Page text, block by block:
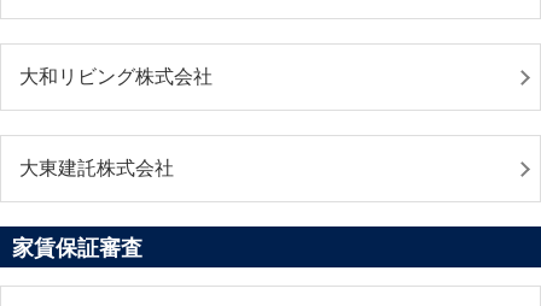
大和リビング株式会社
大東建託株式会社
家賃保証審査